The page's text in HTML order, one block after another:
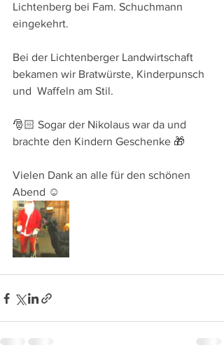
Lichtenberg bei Fam. Schuchmann
eingekehrt.
Bei der Lichtenberger Landwirtschaft
bekamen wir Bratwürste, Kinderpunsch
und  Waffeln am Stil.
🎅🏻 Sogar der Nikolaus war da und
brachte den Kindern Geschenke 🎁
Vielen Dank an alle für den schönen
Abend ☺️